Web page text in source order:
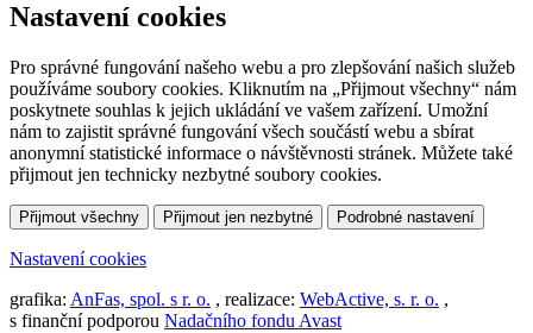
Nastavení cookies
Pro správné fungování našeho webu a pro zlepšování našich služeb
používáme soubory cookies. Kliknutím na „Přijmout všechny“ nám
poskytnete souhlas k jejich ukládání ve vašem zařízení. Umožní
nám to zajistit správné fungování všech součástí webu a sbírat
anonymní statistické informace o návštěvnosti stránek. Můžete také
přijmout jen technicky nezbytné soubory cookies.
Přijmout všechny Přijmout jen nezbytné Podrobné nastavení
Nastavení cookies
grafika: AnFas, spol. s r. o. , realizace: WebActive, s. r. o. ,
s finanční podporou Nadačního fondu Avast